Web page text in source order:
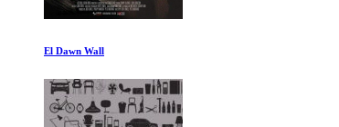
Sanar el Trauma